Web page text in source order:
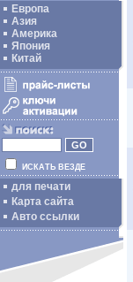
Европа
Азия
Америка
Япония
Китай
ИСКАТЬ ВЕЗДЕ
для печати
Карта сайта
Авто ссылки